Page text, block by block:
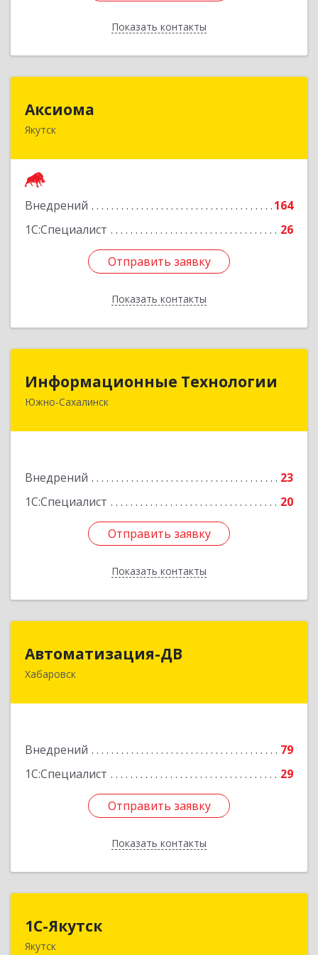
Показать контакты
Назад
Аксиома
Якутск
Внедрений
164
1С:Специалист
26
Отправить заявку
Показать контакты
677000, Саха /Якутия/ Респ, Якутск г, Чиряева
Отправить заявку
Назад
Информационные Технологии
Южно-Сахалинск
Внедрений
23
1С:Специалист
20
Отправить заявку
Показать контакты
Информационные Технологии
693006, Сахалинская обл, Южно-Сахалинск г,
Отправить заявку
Назад
Автоматизация-ДВ
Хабаровск
Внедрений
79
1С:Специалист
29
Отправить заявку
Показать контакты
680013, Хабаровский край, Хабаровск г,
Отправить заявку
Назад
1С-Якутск
Якутск677005, Республика Саха (Якутия), Якутск г,